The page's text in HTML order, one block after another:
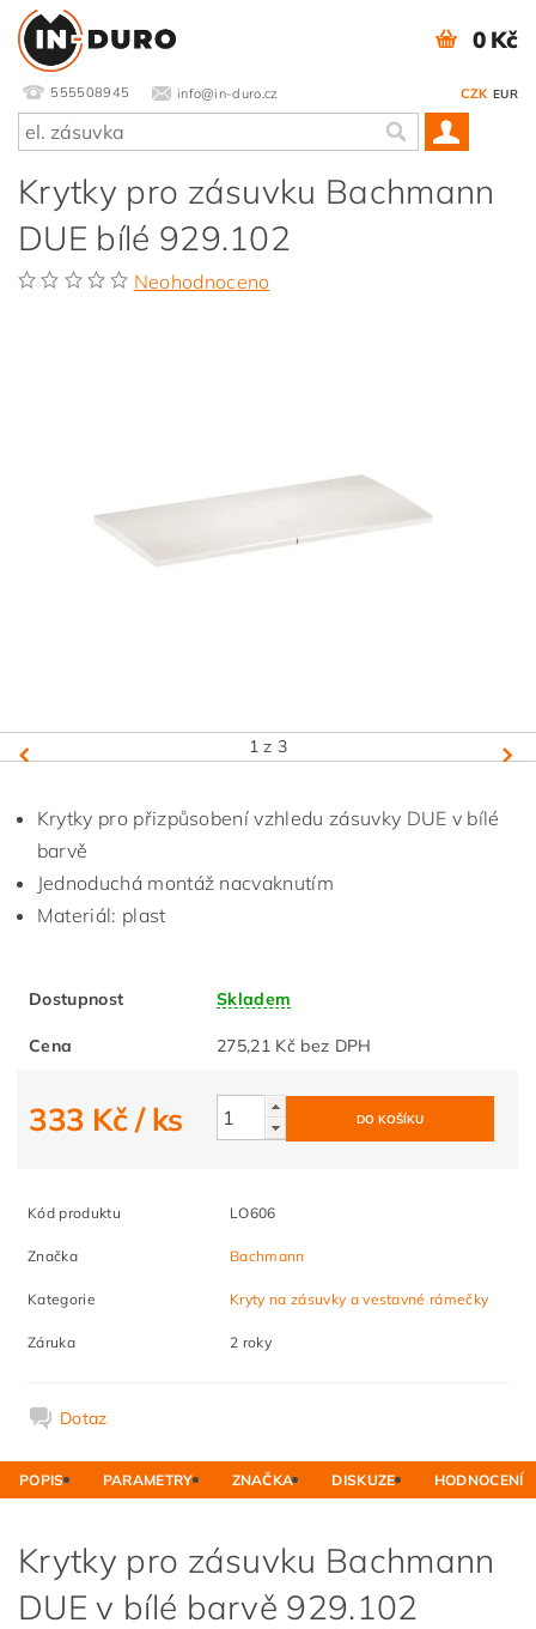
555508945 info@in-duro.cz CZK EUR
0 Kč
Krytky pro zásuvku Bachmann
DUE bílé 929.102
Neohodnoceno
1 z 3
Krytky pro přizpůsobení vzhledu zásuvky DUE v bílé
barvě
Jednoduchá montáž nacvaknutím
Materiál: plast
Dostupnost Skladem
Cena 275,21 Kč bez DPH
333 Kč/ ks
Kód produktu LO606
Značka Bachmann
Kategorie Kryty na zásuvky a vestavné rámečky
Záruka 2 roky
Dotaz
POPIS PARAMETRY ZNAČKA DISKUZE HODNOCENÍ
Krytky pro zásuvku Bachmann
DUE v bílé barvě 929.102